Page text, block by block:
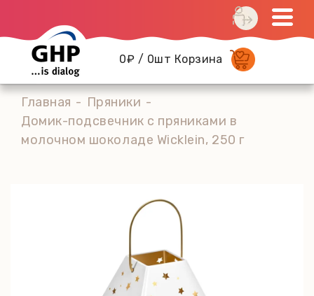
0₽ / 0шт Корзина
Главная
Пряники
Домик-подсвечник с пряниками в
молочном шоколаде Wicklein, 250 г